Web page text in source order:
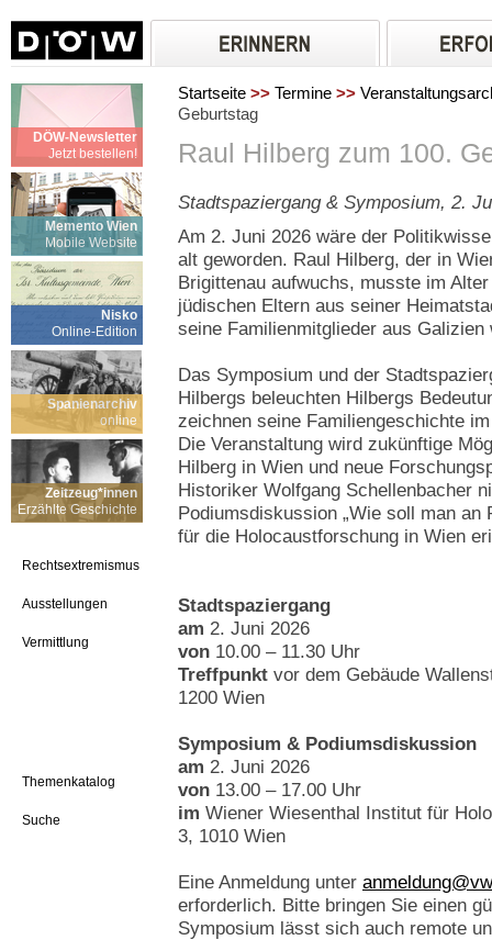
DÖW-Newsletter
Jetzt bestellen!
Memento Wien
Mobile Website
Nisko
Online-Edition
Spanienarchiv
online
Zeitzeug*innen
Erzählte Geschichte
Rechtsextremismus
Ausstellungen
Vermittlung
Themenkatalog
Suche
Startseite >> Termine >>
Geburtstag
Raul Hilberg zum 100.
Stadtspaziergang & Symposium, 2.
Am 2. Juni 2026 wäre der
alt geworden. Raul Hilberg, der in
Brigittenau aufwuchs, musste im
jüdischen Eltern aus seiner
seine Familienmitglieder aus
Das Symposium und der
Hilbergs beleuchten Hilbergs
zeichnen seine Familiengeschichte
Die Veranstaltung wird zukünftige
Hilberg in Wien und neue
Historiker Wolfgang Schellenbacher
Podiumsdiskussion „Wie soll man an
für die Holocaustforschung in Wien
Stadtspaziergang
am 2. Juni 2026
von 10.00 – 11.30 Uhr
Treffpunkt vor dem Gebäude
1200 Wien
Symposium & Podiumsdiskussion
am 2. Juni 2026
von 13.00 – 17.00 Uhr
im Wiener Wiesenthal Institut für
3, 1010 Wien
Eine Anmeldung unter
erforderlich. Bitte bringen Sie einen
Symposium lässt sich auch remote